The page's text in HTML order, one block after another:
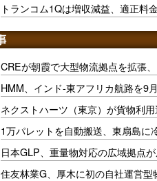
トランコム1Qは増収減益、適正料
CREが朝霞で大型物流拠点を拡張
HMM、インド-東アフリカ航路を9
ネクストハーツ（東京）が貨物利
1万パレットを自動搬送、東扇島に
日本GLP、重量物対応の広域拠点
住友林業G、厚木に初の自社運営型